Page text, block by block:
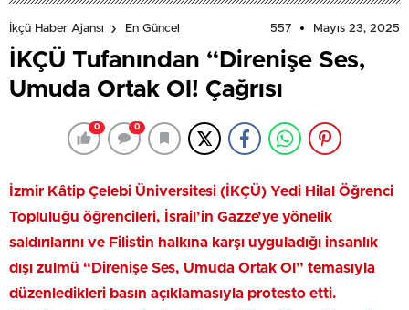
İkçü Haber Ajansı En Güncel 557 Mayıs 23, 2025
İKÇÜ Tufanından “Direnişe Ses,
Umuda Ortak Ol! Çağrısı
0 0
İzmir Kâtip Çelebi Üniversitesi (İKÇÜ) Yedi Hilal Öğrenci
Topluluğu öğrencileri, İsrail’in Gazze’ye yönelik
saldırılarını ve Filistin halkına karşı uyguladığı insanlık
dışı zulmü “Direnişe Ses, Umuda Ortak Ol” temasıyla
düzenledikleri basın açıklamasıyla protesto etti.